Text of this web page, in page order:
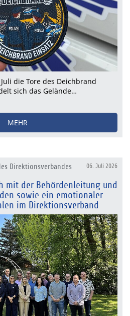
die Tore des Deichbrand
sich das Gelände…
MEHR
06. Juli 2026
Direktionsverbandes
mit der Behördenleitung und
sowie ein emotionaler
im Direktionsverband